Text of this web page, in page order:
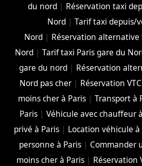
du nord| Réservation taxi
Nord| Tarif taxi depuis/
Nord| Réservation alternative
Nord |Tarif taxi Paris gare du
gare du nord | Réservation
Nord pas cher| Réservation
moins cher à Paris |Transport à
Paris |Véhicule avec chauffeur
privé à Paris | Location véhicule à
personne à Paris| Commander
moins cher à Paris | Réservation